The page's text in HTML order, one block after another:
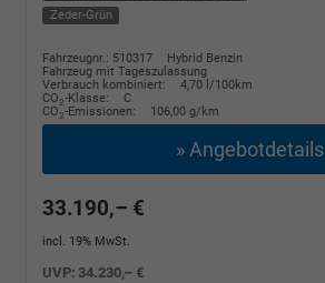
Zeder-Grün
Fahrzeugnr.: 510317
Hybrid Benzin
Fahrzeug mit Tageszulassung
Verbrauch kombiniert:
4,70 l/100km
CO2-Klasse:
C
CO2-Emissionen: 106,00 g/km
» Angebotdetails
33.190,– €
incl. 19% MwSt.
UVP: 34.230,– €